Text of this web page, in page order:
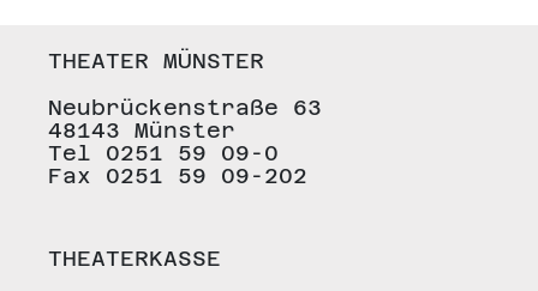
THEATER MÜNSTER
Neubrückenstraße 63
48143 Münster
Tel 0251 59 09-0
Fax 0251 59 09-202
THEATERKASSE